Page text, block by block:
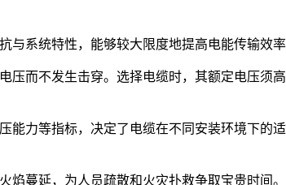
系统特性，能够较大限度地提高电能传输效
压而不发生击穿。选择电缆时，其额定电压须
能力等指标，决定了电缆在不同安装环境下的
焰蔓延，为人员疏散和火灾扑救争取宝贵时间